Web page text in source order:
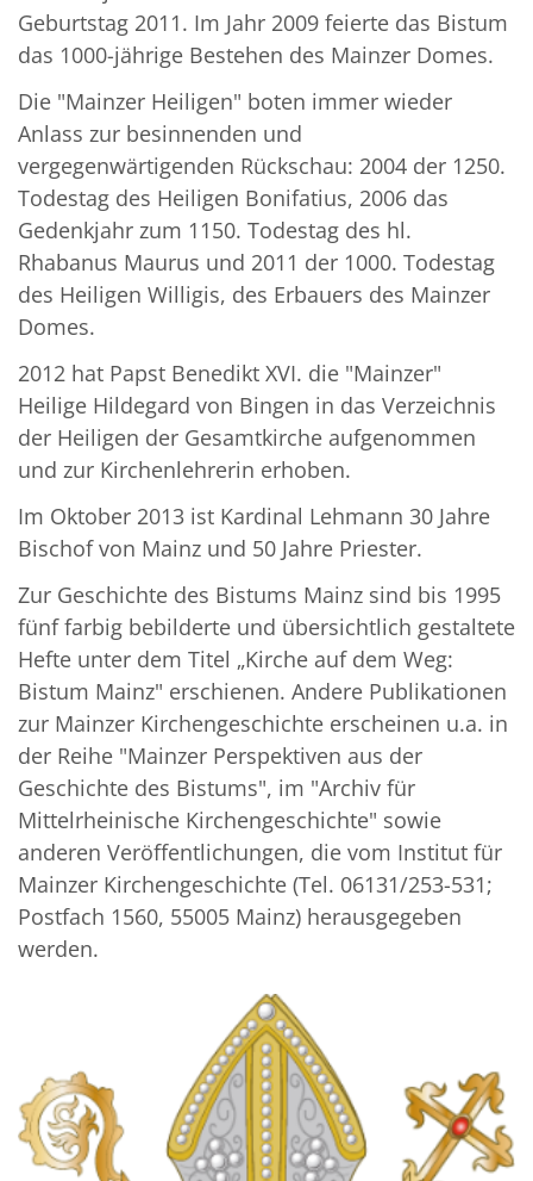
Geburtstag 2011. Im Jahr 2009 feierte das Bistum
das 1000-jährige Bestehen des Mainzer Domes.
Die "Mainzer Heiligen" boten immer wieder
Anlass zur besinnenden und
vergegenwärtigenden Rückschau: 2004 der 1250.
Todestag des Heiligen Bonifatius, 2006 das
Gedenkjahr zum 1150. Todestag des hl.
Rhabanus Maurus und 2011 der 1000. Todestag
des Heiligen Willigis, des Erbauers des Mainzer
Domes.
2012 hat Papst Benedikt XVI. die "Mainzer"
Heilige Hildegard von Bingen in das Verzeichnis
der Heiligen der Gesamtkirche aufgenommen
und zur Kirchenlehrerin erhoben.
Im Oktober 2013 ist Kardinal Lehmann 30 Jahre
Bischof von Mainz und 50 Jahre Priester.
Zur Geschichte des Bistums Mainz sind bis 1995
fünf farbig bebilderte und übersichtlich gestaltete
Hefte unter dem Titel „Kirche auf dem Weg:
Bistum Mainz" erschienen. Andere Publikationen
zur Mainzer Kirchengeschichte erscheinen u.a. in
der Reihe "Mainzer Perspektiven aus der
Geschichte des Bistums", im "Archiv für
Mittelrheinische Kirchengeschichte" sowie
anderen Veröffentlichungen, die vom Institut für
Mainzer Kirchengeschichte (Tel. 06131/253-531;
Postfach 1560, 55005 Mainz) herausgegeben
werden.